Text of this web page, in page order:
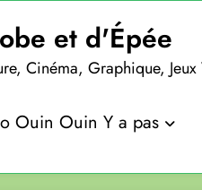
et d'Épée
Cinéma, Graphique,
Ouin Ouin Y a pas